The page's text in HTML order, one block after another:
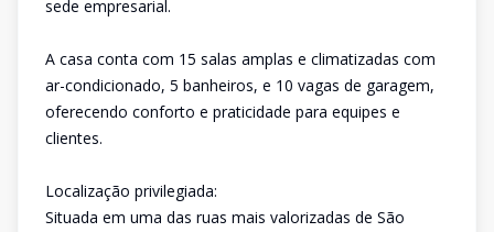
sede empresarial.
A casa conta com 15 salas amplas e climatizadas com
ar-condicionado, 5 banheiros, e 10 vagas de garagem,
oferecendo conforto e praticidade para equipes e
clientes.
Localização privilegiada:
Situada em uma das ruas mais valorizadas de São